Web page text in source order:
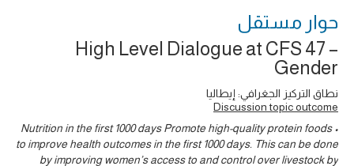
حوار ‎مستقل
High Level Dialogue at CFS 47 –
Gender
نطاق التركيز الجغرافي: إيطاليا
Discussion topic outcome
• Nutrition in the first 1000 days Promote high-quality protein foods
to improve health outcomes in the first 1000 days. This can be done
by improving women’s access to and control over livestock by